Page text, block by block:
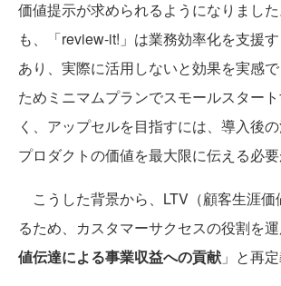
価値提示が求められるようになりまし
も、「review-it!」は業務効率化を支援
あり、実際に活用しないと効果を実感
ためミニマムプランでスモールスター
く、アップセルを目指すには、導入後
プロダクトの価値を最大限に伝える必要
こうした背景から、LTV（顧客生涯価
るため、カスタマーサクセスの役割を
値伝達による事業収益への貢献 」と再